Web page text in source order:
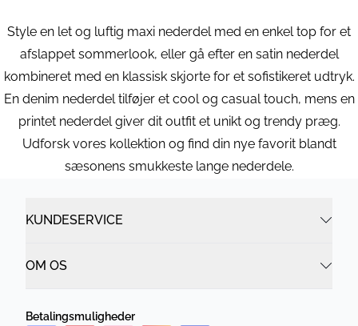
Style en let og luftig maxi nederdel med en enkel top for et
afslappet sommerlook, eller gå efter en satin nederdel
kombineret med en klassisk skjorte for et sofistikeret udtryk.
En denim nederdel tilføjer et cool og casual touch, mens en
printet nederdel giver dit outfit et unikt og trendy præg.
Udforsk vores kollektion og find din nye favorit blandt
sæsonens smukkeste lange nederdele.
KUNDESERVICE
OM OS
Betalingsmuligheder